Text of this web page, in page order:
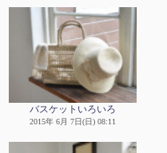
バスケットいろいろ
2015年 6月 7日(日) 08:11